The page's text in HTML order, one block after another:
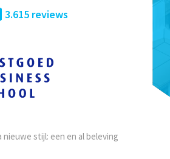
3.615 reviews
nieuwe stijl: een en al beleving